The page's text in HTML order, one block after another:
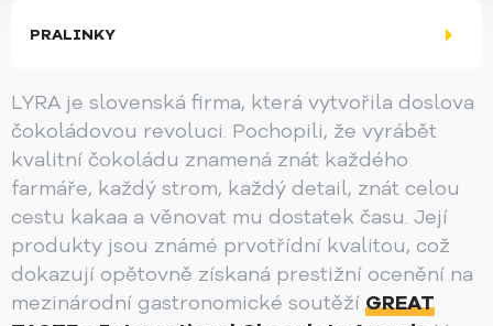
LYRA je slovenská firma, která vytvořila doslova
čokoládovou revoluci. Pochopili, že vyrábět
kvalitní čokoládu znamená znát každého
farmáře, každý strom, každý detail, znát celou
cestu kakaa a věnovat mu dostatek času. Její
produkty jsou známé prvotřídní kvalitou, což
dokazují opětovně získaná prestižní ocenění na
mezinárodní gastronomické soutěží GREAT
PRALINKY